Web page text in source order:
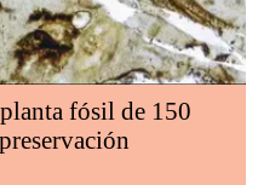
fósil de 150